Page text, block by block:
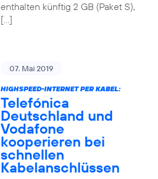
enthalten künftig 2 GB (Paket S),
[…]
07. Mai 2019
HIGHSPEED-INTERNET PER KABEL:
Telefónica
Deutschland und
Vodafone
kooperieren bei
schnellen
Kabelanschlüssen